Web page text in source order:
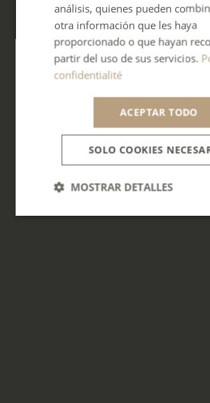
análisis, quienes pueden
otra información que les haya
proporcionado o que hayan
partir del uso de sus servicios.
confidentialité
ACEPTAR TODO
SOLO COOKIES
MOSTRAR DETALLES